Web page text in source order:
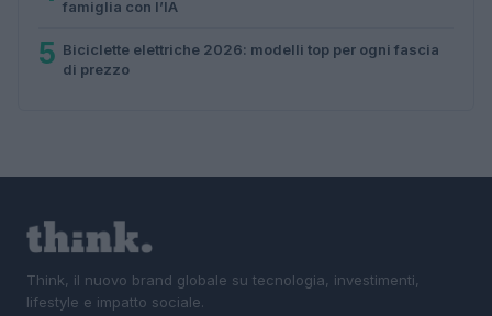
famiglia con l’IA
5 Biciclette elettriche 2026: modelli top per ogni fascia
di prezzo
Think, il nuovo brand globale su tecnologia, investimenti,
lifestyle e impatto sociale.